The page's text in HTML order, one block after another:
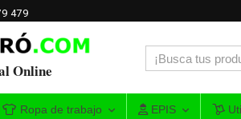
479
Online
Ropa de trabajo EPIS